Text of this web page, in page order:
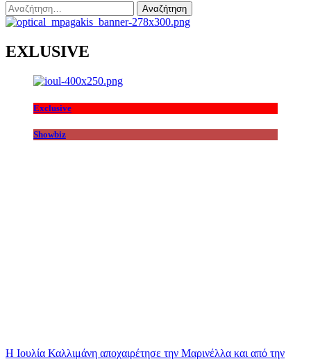
Αναζήτηση
για:
EXLUSIVE
Exclusive
Showbiz
Η Ιουλία Καλλιμάνη αποχαιρέτησε την Μαρινέλλα και από την